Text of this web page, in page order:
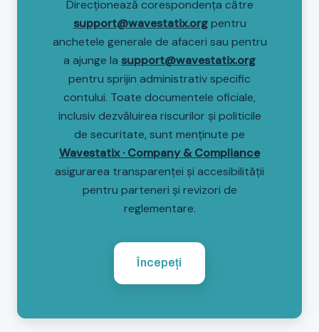
Direcţionează corespondenţa către
support@wavestatix.orgpentru
anchetele generale de afaceri sau pentru
a ajunge la support@wavestatix.org
pentru sprijin administrativ specific
contului. Toate documentele oficiale,
inclusiv dezvăluirea riscurilor şi politicile
de securitate, sunt menţinute pe
Wavestatix · Company & Compliance
asigurarea transparenței și accesibilității
pentru parteneri și revizori de
reglementare.
Începeți